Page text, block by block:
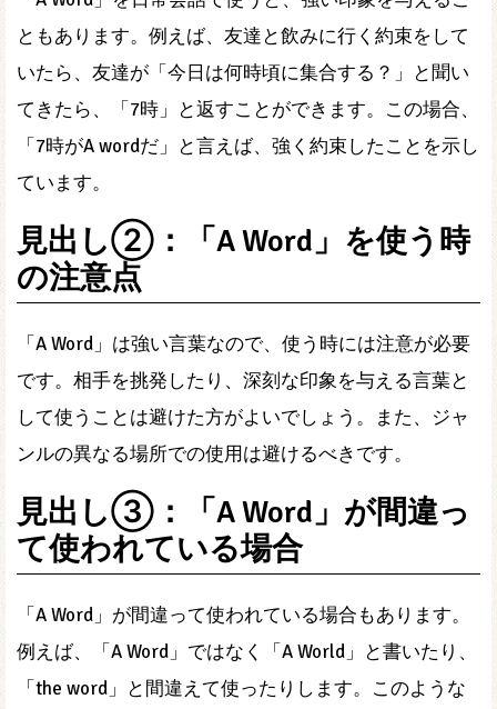
ともあります。例えば、友達と飲みに行く約束をして
いたら、友達が「今日は何時頃に集合する？」と聞い
てきたら、「7時」と返すことができます。この場合、
「7時がA wordだ」と言えば、強く約束したことを示し
ています。
見出し②：「A Word」を使う時
の注意点
「A Word」は強い言葉なので、使う時には注意が必要
です。相手を挑発したり、深刻な印象を与える言葉と
して使うことは避けた方がよいでしょう。また、ジャ
ンルの異なる場所での使用は避けるべきです。
見出し③：「A Word」が間違っ
て使われている場合
「A Word」が間違って使われている場合もあります。
例えば、「A Word」ではなく「A World」と書いたり、
「the word」と間違えて使ったりします。このような